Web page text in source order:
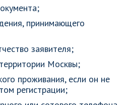
принимающего
заявителя;
Москвы;
проживания, если он не
регистрации;